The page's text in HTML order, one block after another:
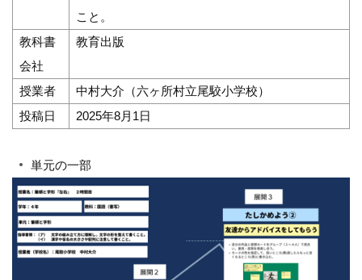
こと。
教科書
会社
教育出版
授業者
中村大介（六ヶ所村立尾駮小学校）
投稿日
2025年8月1日
単元の一部